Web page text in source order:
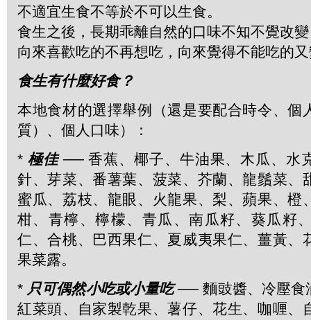
不適宜生食不等於不可以生食。
食生之後，長期乖離自然的口味不知不覺改變
向來喜歡吃的不再想吃，向來覺得不能吃的
食生有什麼好食？
本地食材的選擇舉例（還是要配合時令、個
質）、個人口味）：
* 極佳── 香蕉、椰子、牛油果、木瓜、水
針、芽菜、番薯葉、菠菜、芥蘭、龍鬚菜、
蜜瓜、荔枝、龍眼、火龍果、梨、蘋果、橙
柑、青檸、檸檬、青瓜、南瓜籽、葵瓜籽
仁、合桃、巴西果仁、夏威夷果仁、薑黃、
果菜露。
* 只可偶然小吃或小量吃── 麵豉醬、冷壓食
紅菜頭、自家製乾果、薯仔、花生、咖喱、